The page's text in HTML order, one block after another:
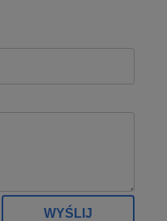
WYŚLIJ